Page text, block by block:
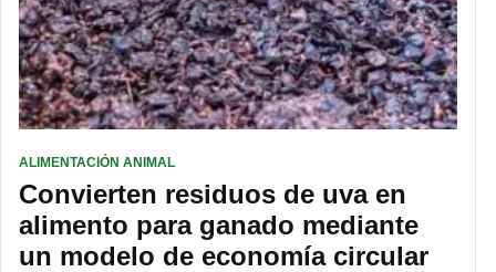
ALIMENTACIÓN ANIMAL
Convierten residuos de uva en
alimento para ganado mediante
un modelo de economía circular